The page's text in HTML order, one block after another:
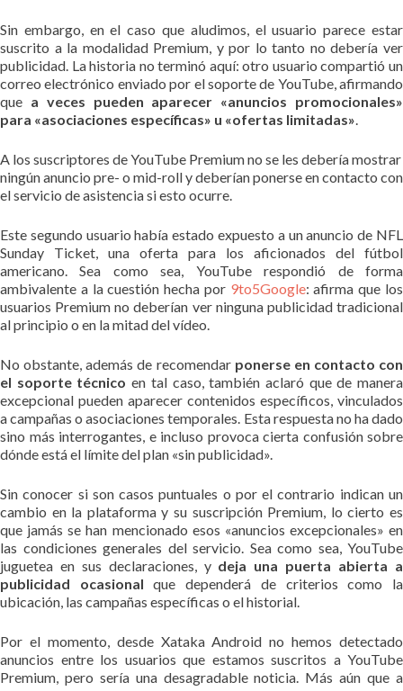
Sin embargo, en el caso que aludimos, el usuario parece estar
suscrito a la modalidad Premium, y por lo tanto no debería ver
publicidad. La historia no terminó aquí: otro usuario compartió un
correo electrónico enviado por el soporte de YouTube, afirmando
que a veces pueden aparecer «anuncios promocionales»
para «asociaciones específicas» u «ofertas limitadas».
A los suscriptores de YouTube Premium no se les debería mostrar
ningún anuncio pre- o mid-roll y deberían ponerse en contacto con
el servicio de asistencia si esto ocurre.
Este segundo usuario había estado expuesto a un anuncio de NFL
Sunday Ticket, una oferta para los aficionados del fútbol
americano. Sea como sea, YouTube respondió de forma
ambivalente a la cuestión hecha por 9to5Google: afirma que los
usuarios Premium no deberían ver ninguna publicidad tradicional
al principio o en la mitad del vídeo.
No obstante, además de recomendar ponerse en contacto con
el soporte técnico en tal caso, también aclaró que de manera
excepcional pueden aparecer contenidos específicos, vinculados
a campañas o asociaciones temporales. Esta respuesta no ha dado
sino más interrogantes, e incluso provoca cierta confusión sobre
dónde está el límite del plan «sin publicidad».
Sin conocer si son casos puntuales o por el contrario indican un
cambio en la plataforma y su suscripción Premium, lo cierto es
que jamás se han mencionado esos «anuncios excepcionales» en
las condiciones generales del servicio. Sea como sea, YouTube
juguetea en sus declaraciones, y deja una puerta abierta a
publicidad ocasional que dependerá de criterios como la
ubicación, las campañas específicas o el historial.
Por el momento, desde Xataka Android no hemos detectado
anuncios entre los usuarios que estamos suscritos a YouTube
Premium, pero sería una desagradable noticia. Más aún que a